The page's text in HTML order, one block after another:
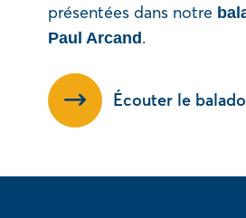
présentées dans notre
Paul Arcand .
Écouter le balado